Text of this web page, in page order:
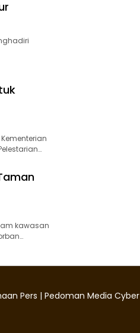
kawasan
Pers | Pedoman Media Cyber